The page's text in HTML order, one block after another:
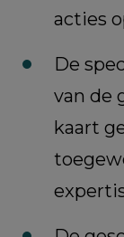
acties
De
van de
kaart